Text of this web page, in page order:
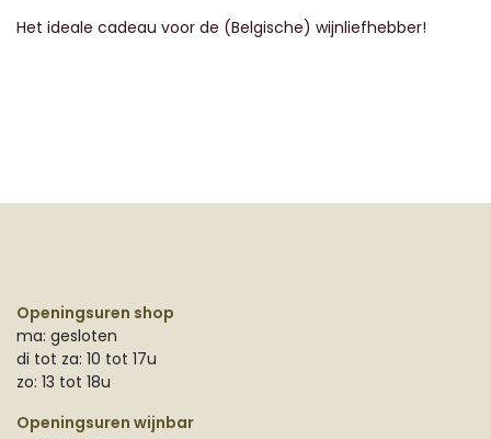
Het ideale cadeau voor de (Belgische) wijnliefhebber!
Openingsuren shop
ma: gesloten
di tot za: 10 tot 17u
zo: 13 tot 18u
Openingsuren wijnbar